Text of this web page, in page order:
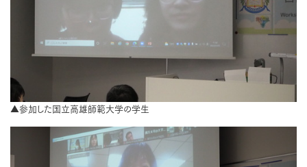
▲参加した国立高雄師範大学の学生